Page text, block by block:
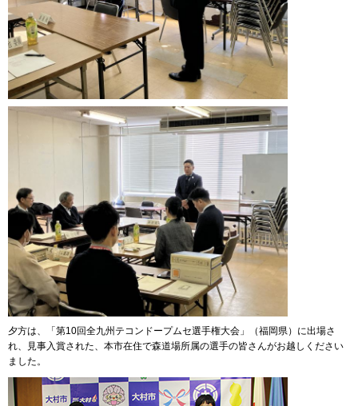
夕方は、「第10回全九州テコンドープムセ選手権大会」（福岡県）に出場さ
れ、見事入賞された、本市在住で森道場所属の選手の皆さんがお越しください
ました。